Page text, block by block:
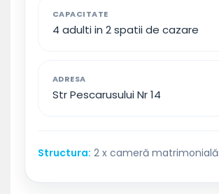
CAPACITATE
4 adulti in 2 spatii de cazare
ADRESA
Str Pescarusului Nr 14
Structura: 2 x cameră matrimonială